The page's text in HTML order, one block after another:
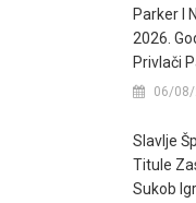
Parker I
2026.
Privlači
06/
Slavlje
Titule
Sukob